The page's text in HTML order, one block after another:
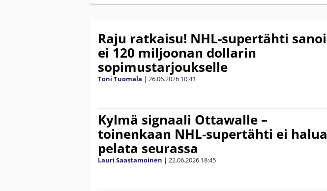
Raju ratkaisu! NHL-supertähti sanoi
ei 120 miljoonan dollarin
sopimustarjoukselle
Toni Tuomala | 26.06.2026 10:41
Kylmä signaali Ottawalle –
toinenkaan NHL-supertähti ei halua
pelata seurassa
Lauri Saastamoinen | 22.06.2026 18:45